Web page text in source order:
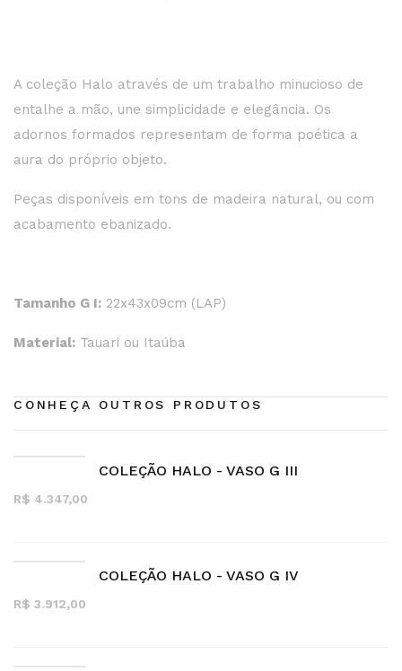
CONHEÇA OUTROS PRODUTOS
COLEÇÃO HALO - VASO G III
R$ 4.347,00
COLEÇÃO HALO - VASO G IV
R$ 3.912,00
A coleção Halo através de um trabalho minucioso de
entalhe a mão, une simplicidade e elegância. Os
adornos formados representam de forma poética a
aura do próprio objeto.
Peças disponíveis em tons de madeira natural, ou com
acabamento ebanizado.
Tamanho G I: 22x43x09cm (LAP)
Material: Tauari ou Itaúba